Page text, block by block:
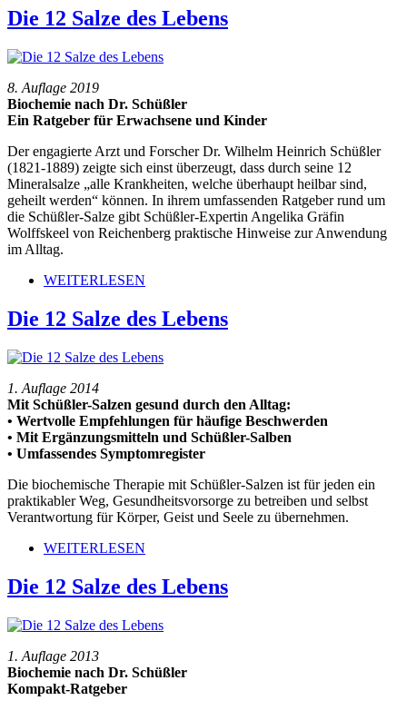
Die 12 Salze des Lebens
8. Auflage 2019
Biochemie nach Dr. Schüßler
Ein Ratgeber für Erwachsene und Kinder
Der engagierte Arzt und Forscher Dr. Wilhelm Heinrich Schüßler
(1821-1889) zeigte sich einst überzeugt, dass durch seine 12
Mineralsalze „alle Krankheiten, welche überhaupt heilbar sind,
geheilt werden“ können. In ihrem umfassenden Ratgeber rund um
die Schüßler-Salze gibt Schüßler-Expertin Angelika Gräfin
Wolffskeel von Reichenberg praktische Hinweise zur Anwendung
im Alltag.
WEITERLESEN
Die 12 Salze des Lebens
1. Auflage 2014
Mit Schüßler-Salzen gesund durch den Alltag:
• Wertvolle Empfehlungen für häufige Beschwerden
• Mit Ergänzungsmitteln und Schüßler-Salben
• Umfassendes Symptomregister
Die biochemische Therapie mit Schüßler-Salzen ist für jeden ein
praktikabler Weg, Gesundheitsvorsorge zu betreiben und selbst
Verantwortung für Körper, Geist und Seele zu übernehmen.
WEITERLESEN
Die 12 Salze des Lebens
1. Auflage 2013
Biochemie nach Dr. Schüßler
Kompakt-Ratgeber